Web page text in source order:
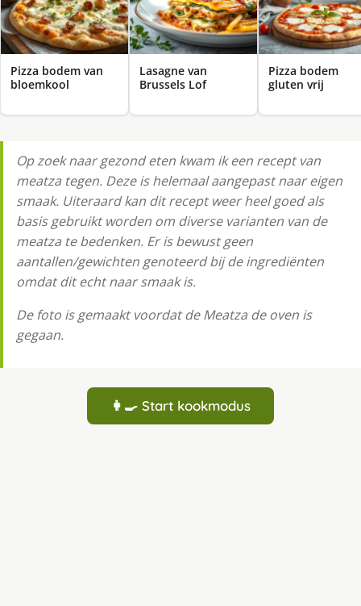
Pizza bodem van
bloemkool
Lasagne van
Brussels Lof
Pizza bodem
gluten vrij
Op zoek naar gezond eten kwam ik een recept van
meatza tegen. Deze is helemaal aangepast naar eigen
smaak. Uiteraard kan dit recept weer heel goed als
basis gebruikt worden om diverse varianten van de
meatza te bedenken. Er is bewust geen
aantallen/gewichten genoteerd bij de ingrediënten
omdat dit echt naar smaak is.
De foto is gemaakt voordat de Meatza de oven is
gegaan.
👩‍🍳 Start kookmodus